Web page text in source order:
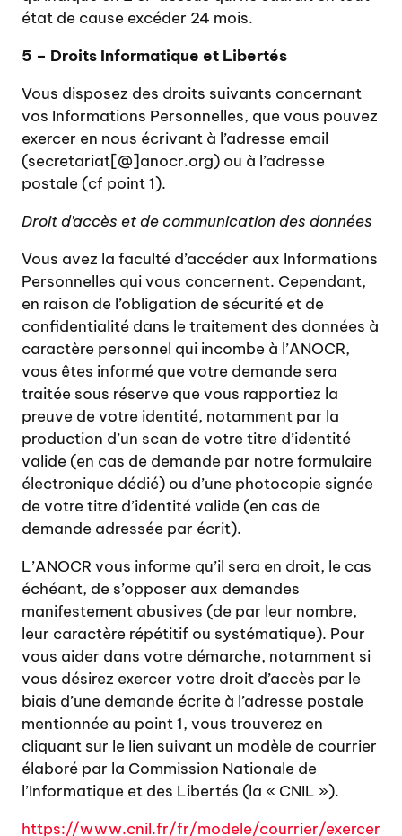
état de cause excéder 24 mois.
5 – Droits Informatique et Libertés
Vous disposez des droits suivants concernant
vos Informations Personnelles, que vous pouvez
exercer en nous écrivant à l’adresse email
(secretariat[@]anocr.org) ou à l’adresse
postale (cf point 1).
Droit d’accès et de communication des données
Vous avez la faculté d’accéder aux Informations
Personnelles qui vous concernent. Cependant,
en raison de l’obligation de sécurité et de
confidentialité dans le traitement des données à
caractère personnel qui incombe à l’ANOCR,
vous êtes informé que votre demande sera
traitée sous réserve que vous rapportiez la
preuve de votre identité, notamment par la
production d’un scan de votre titre d’identité
valide (en cas de demande par notre formulaire
électronique dédié) ou d’une photocopie signée
de votre titre d’identité valide (en cas de
demande adressée par écrit).
L’ANOCR vous informe qu’il sera en droit, le cas
échéant, de s’opposer aux demandes
manifestement abusives (de par leur nombre,
leur caractère répétitif ou systématique). Pour
vous aider dans votre démarche, notamment si
vous désirez exercer votre droit d’accès par le
biais d’une demande écrite à l’adresse postale
mentionnée au point 1, vous trouverez en
cliquant sur le lien suivant un modèle de courrier
élaboré par la Commission Nationale de
l’Informatique et des Libertés (la « CNIL »).
https://www.cnil.fr/fr/modele/courrier/exercer